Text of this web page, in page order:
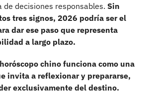
de decisiones responsables. Sin
tres signos, 2026 podría ser el
dar ese paso que representa
a largo plazo.
chino funciona como una
invita a reflexionar y prepararse,
exclusivamente del destino.